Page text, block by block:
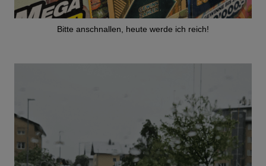
Bitte anschnallen, heute werde ich reich!